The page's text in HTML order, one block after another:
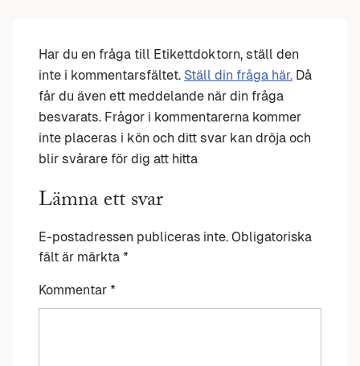
Har du en fråga till Etikettdoktorn, ställ den
inte i kommentarsfältet. Ställ din fråga här. Då
får du även ett meddelande när din fråga
besvarats. Frågor i kommentarerna kommer
inte placeras i kön och ditt svar kan dröja och
blir svårare för dig att hitta
Lämna ett svar
E-postadressen publiceras inte. Obligatoriska
fält är märkta *
Kommentar *